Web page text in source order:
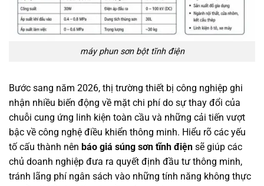
máy phun sơn bột tĩnh điện
Bước sang năm 2026, thị trường thiết bị công nghiệp ghi
nhận nhiều biến động về mặt chi phí do sự thay đổi của
chuỗi cung ứng linh kiện toàn cầu và những cải tiến vượt
bậc về công nghệ điều khiển thông minh. Hiểu rõ các yếu
tố cấu thành nên báo giá súng sơn tĩnh điện sẽ giúp các
chủ doanh nghiệp đưa ra quyết định đầu tư thông minh,
tránh lãng phí ngân sách vào những tính năng không thực